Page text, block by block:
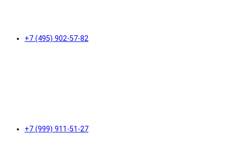
+7 (495) 902-57-82
+7 (999) 911-51-27